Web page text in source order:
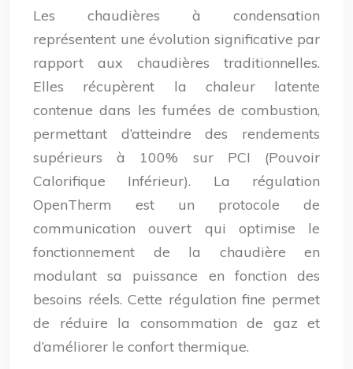
Les chaudières à condensation
représentent une évolution significative par
rapport aux chaudières traditionnelles.
Elles récupèrent la chaleur latente
contenue dans les fumées de combustion,
permettant d’atteindre des rendements
supérieurs à 100% sur PCI (Pouvoir
Calorifique Inférieur). La régulation
OpenTherm est un protocole de
communication ouvert qui optimise le
fonctionnement de la chaudière en
modulant sa puissance en fonction des
besoins réels. Cette régulation fine permet
de réduire la consommation de gaz et
d’améliorer le confort thermique.